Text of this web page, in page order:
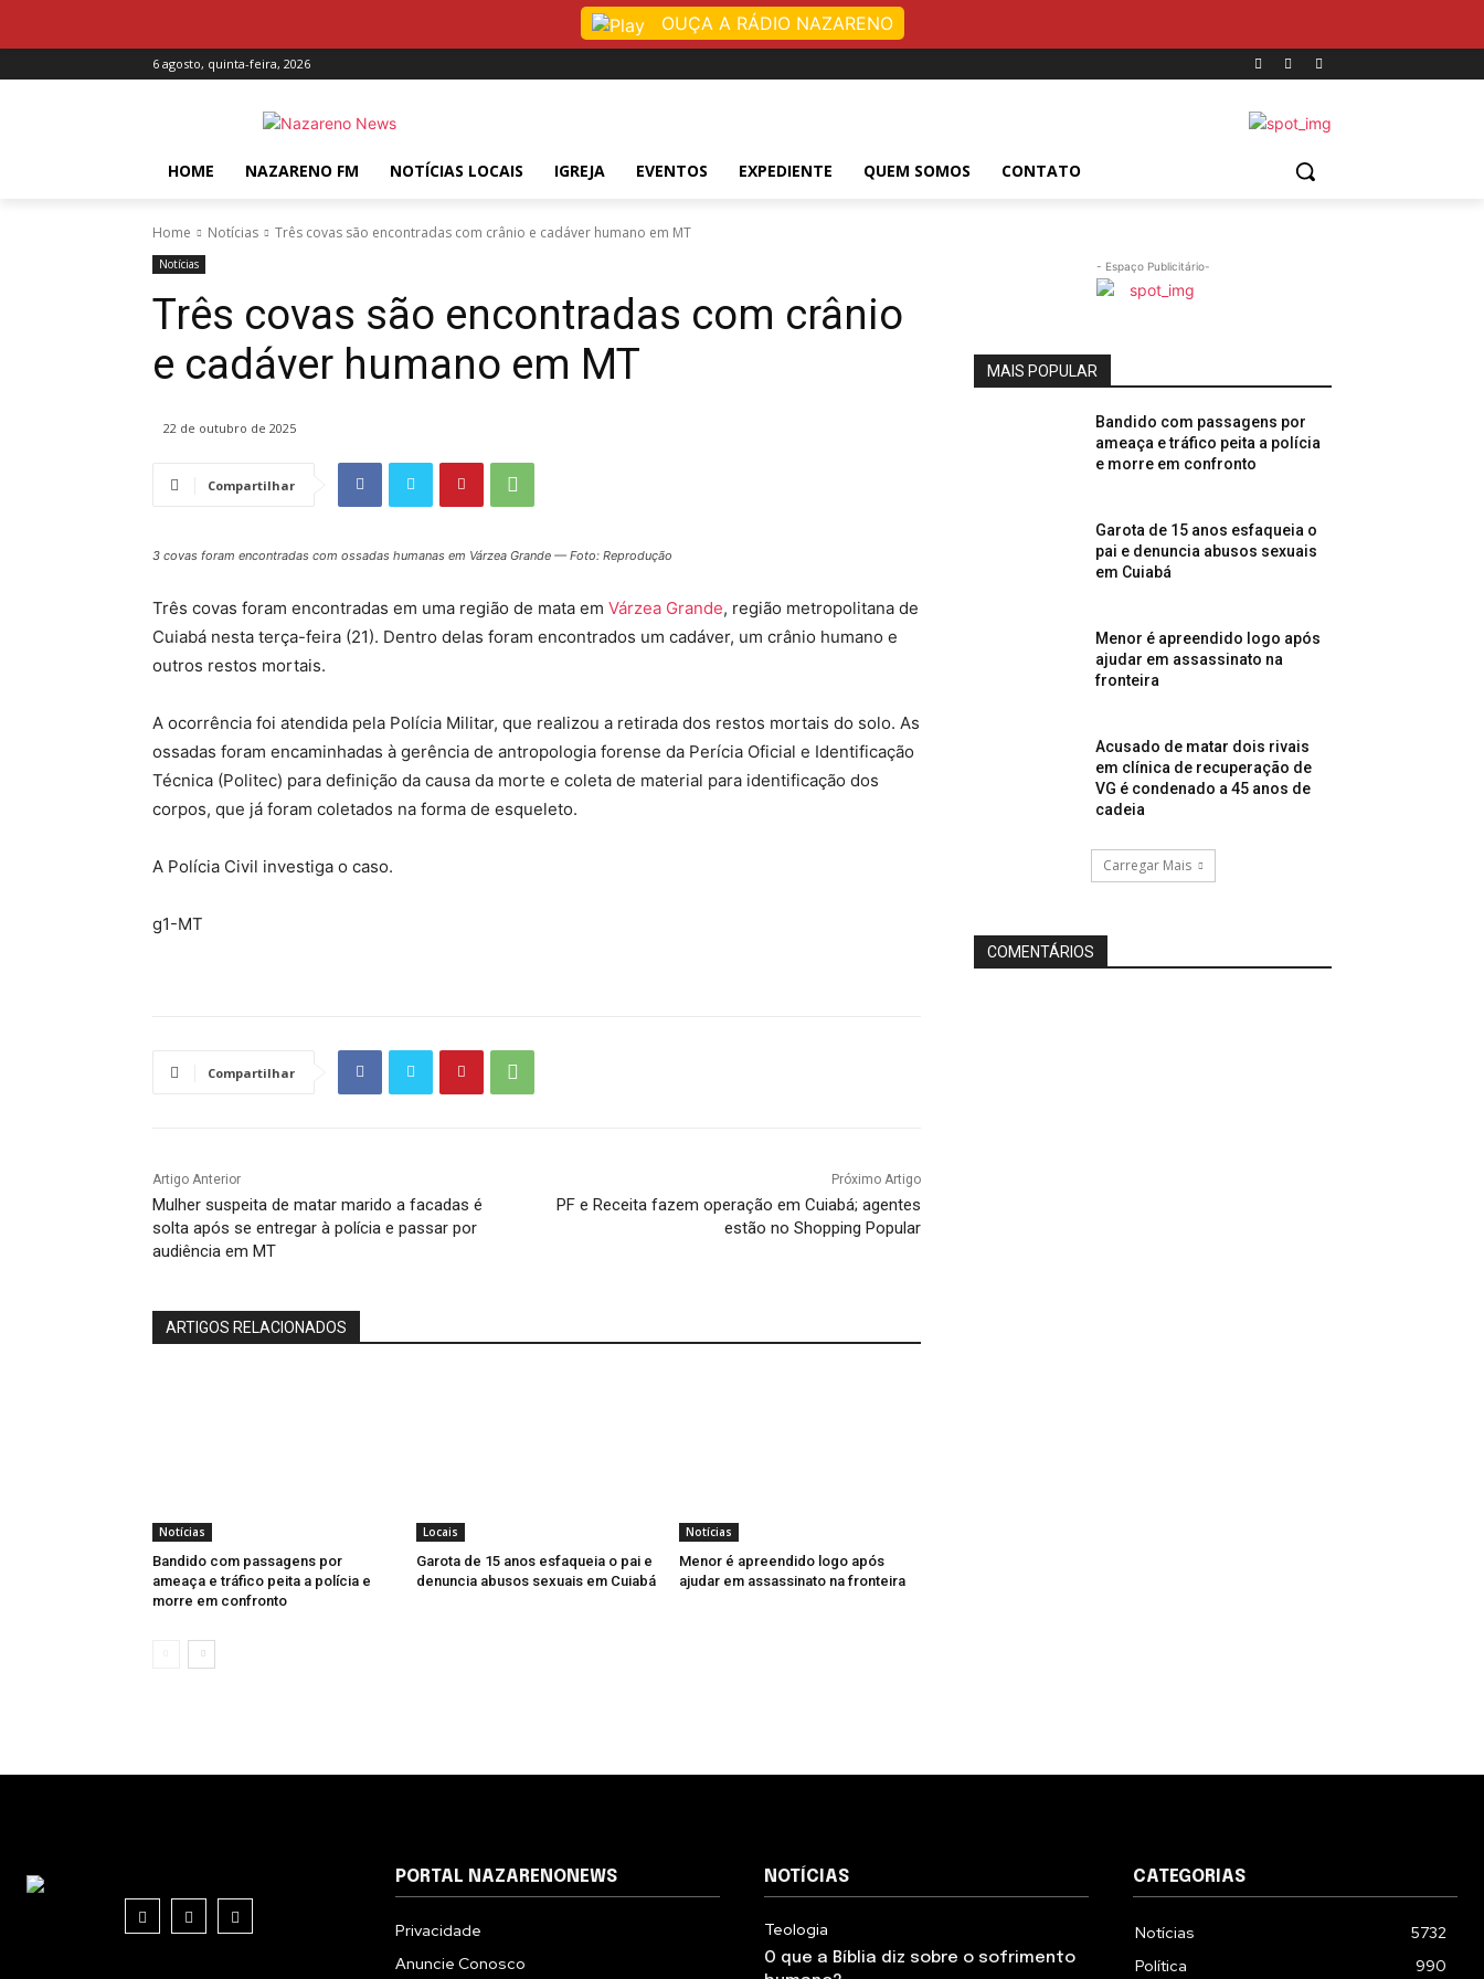
6 agosto, quinta-feira, 2026
HOME NAZARENO FM NOTÍCIAS LOCAIS IGREJA EVENTOS EXPEDIENTE QUEM SOMOS CONTATO
Home Notícias Três covas são encontradas com crânio e cadáver humano em MT
Notícias
Três covas são encontradas com crânio
e cadáver humano em MT
22 de outubro de 2025
Compartilhar
3 covas foram encontradas com ossadas humanas em Várzea Grande — Foto: Reprodução
Três covas foram encontradas em uma região de mata em Várzea Grande, região metropolitana de
Cuiabá nesta terça-feira (21). Dentro delas foram encontrados um cadáver, um crânio humano e
outros restos mortais.
A ocorrência foi atendida pela Polícia Militar, que realizou a retirada dos restos mortais do solo. As
ossadas foram encaminhadas à gerência de antropologia forense da Perícia Oficial e Identificação
Técnica (Politec) para definição da causa da morte e coleta de material para identificação dos
corpos, que já foram coletados na forma de esqueleto.
A Polícia Civil investiga o caso.
g1-MT
Compartilhar
Artigo Anterior
Mulher suspeita de matar marido a facadas é
solta após se entregar à polícia e passar por
audiência em MT
Próximo Artigo
PF e Receita fazem operação em Cuiabá; agentes
estão no Shopping Popular
ARTIGOS RELACIONADOS
Notícias
Bandido com passagens por
ameaça e tráfico peita a polícia e
morre em confronto
Locais
Garota de 15 anos esfaqueia o pai e
denuncia abusos sexuais em Cuiabá
Notícias
Menor é apreendido logo após
ajudar em assassinato na fronteira
- Espaço Publicitário-
MAIS POPULAR
Bandido com passagens por
ameaça e tráfico peita a polícia
e morre em confronto
Garota de 15 anos esfaqueia o
pai e denuncia abusos sexuais
em Cuiabá
Menor é apreendido logo após
ajudar em assassinato na
fronteira
Acusado de matar dois rivais
em clínica de recuperação de
VG é condenado a 45 anos de
cadeia
Carregar Mais
COMENTÁRIOS
PORTAL NAZARENONEWS
Privacidade
Anuncie Conosco
NOTÍCIAS
Teologia
O que a Bíblia diz sobre o sofrimento
CATEGORIAS
Notícias
5732
Política
990
OUÇA A RÁDIO NAZARENO